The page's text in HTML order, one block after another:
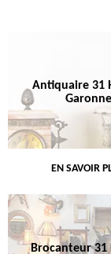
Antiquaire 31
Garonne
EN SAVOIR
Brocanteur 31